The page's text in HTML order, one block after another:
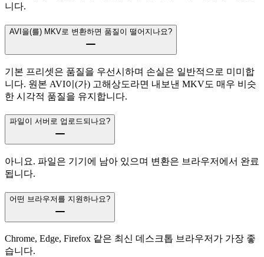
니다.
AVI을(를) MKV로 변환하면 품질이 떨어지나요?
기본 프리셋은 품질을 우선시하며 손실은 일반적으로 미미합
니다. 원본 AVI이(가) 고해상도라면 내보낸 MKV도 매우 비슷
한 시각적 품질을 유지합니다.
파일이 서버로 업로드되나요?
아니요. 파일은 기기에 남아 있으며 변환은 브라우저에서 완료
됩니다.
어떤 브라우저를 지원하나요?
Chrome, Edge, Firefox 같은 최신 데스크톱 브라우저가 가장 좋
습니다.